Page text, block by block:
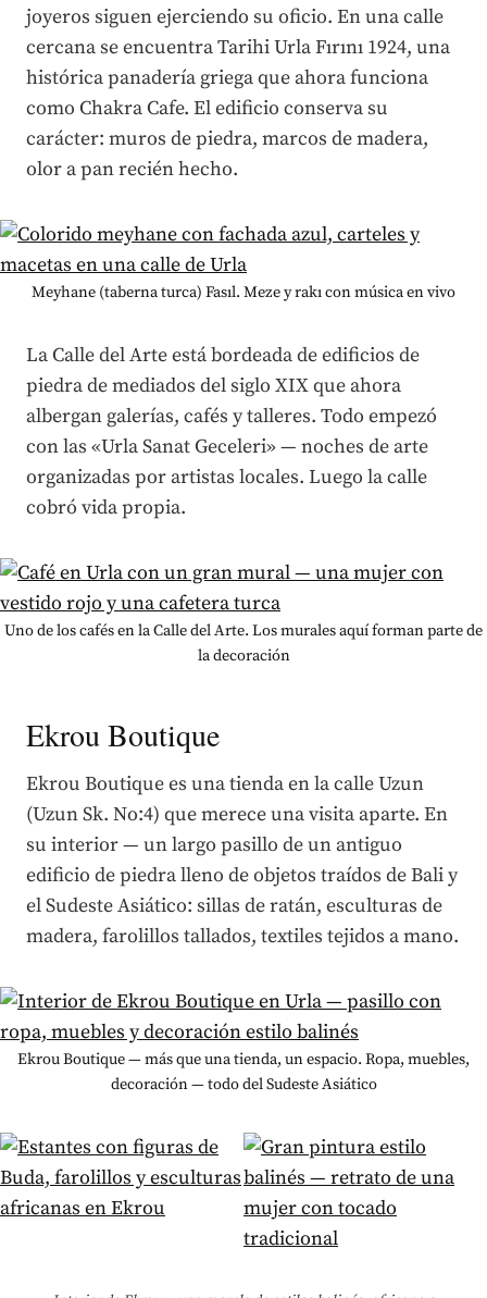
joyeros siguen ejerciendo su oficio. En una calle
cercana se encuentra Tarihi Urla Fırını 1924, una
histórica panadería griega que ahora funciona
como Chakra Cafe. El edificio conserva su
carácter: muros de piedra, marcos de madera,
olor a pan recién hecho.
Meyhane (taberna turca) Fasıl. Meze y rakı con música en vivo
La Calle del Arte está bordeada de edificios de
piedra de mediados del siglo XIX que ahora
albergan galerías, cafés y talleres. Todo empezó
con las «Urla Sanat Geceleri» — noches de arte
organizadas por artistas locales. Luego la calle
cobró vida propia.
Uno de los cafés en la Calle del Arte. Los murales aquí forman parte de
la decoración
Ekrou Boutique
Ekrou Boutique es una tienda en la calle Uzun
(Uzun Sk. No:4) que merece una visita aparte. En
su interior — un largo pasillo de un antiguo
edificio de piedra lleno de objetos traídos de Bali y
el Sudeste Asiático: sillas de ratán, esculturas de
madera, farolillos tallados, textiles tejidos a mano.
Ekrou Boutique — más que una tienda, un espacio. Ropa, muebles,
decoración — todo del Sudeste Asiático